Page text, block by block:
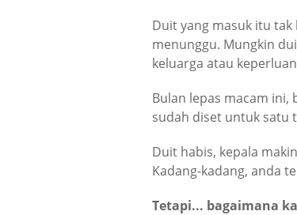
Duit yang masuk itu
menunggu. Mungkin
keluarga atau
Bulan lepas macam ini,
sudah diset untuk satu
Duit habis, kepala
Kadang-kadang, anda
Tetapi... bagaimana